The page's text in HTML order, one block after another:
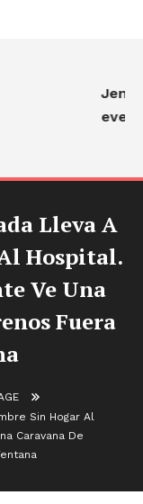
Lleva A
Hospital.
Ve Una
Fuera
Sin Hogar Al
Caravana De